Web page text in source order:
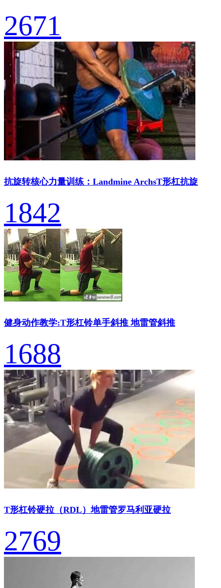
2671
抗旋转核心力量训练：Landmine ArchsT形杠抗旋
1842
健身动作教学:T形杠铃单手斜推 地雷管斜推
1688
T形杠铃硬拉（RDL）地雷管罗马利亚硬拉
2769